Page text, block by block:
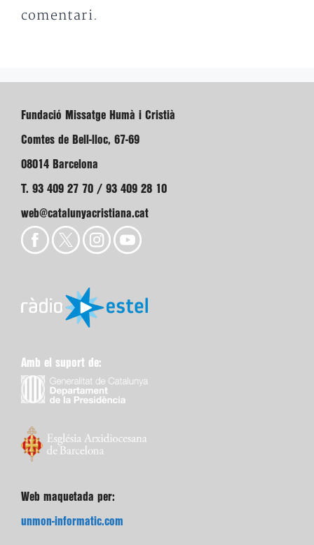
comentari.
Fundació Missatge Humà i Cristià
Comtes de Bell-lloc, 67-69
08014 Barcelona
T. 93 409 27 70 / 93 409 28 10
web@catalunyacristiana.cat
Amb el suport de:
Web maquetada per:
unmon-informatic.com